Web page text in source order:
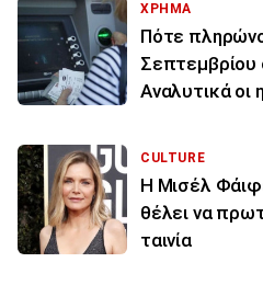
ΧΡΗΜΑ
Πότε
Σεπτεμβρίου
Αναλυτικά οι
CULTURE
Η Μισέλ
θέλει να
ταινία